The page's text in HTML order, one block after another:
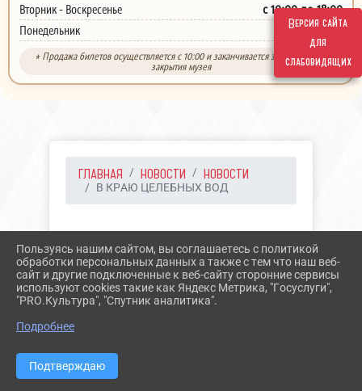
Версия сайта
для
слабовидящих
Вторник - Воскресенье с 10:00 до 18:00
Понедельник выходной
* Продажа билетов осуществляется с 10:00 и заканчивается за 30 минут до
закрытия музея
ГЛАВНАЯ НОВОСТИ НОВОСТИ
В КРАЮ ЦЕЛЕБНЫХ ВОД
В КРАЮ ЦЕЛЕБНЫХ ВОД
Пользуясь нашим сайтом, вы соглашаетесь с политикой
обработки персональных данных а также с тем что наш веб-
сайт и другие подключенные к веб-сайту сторонние сервисы
используют cookies такие как Яндекс Метрика, "Госуслуги",
"PRO.Культура", "Спутник аналитика".
Подробнее
Подтверждаю